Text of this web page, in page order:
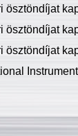
ösztöndíjat
ösztöndíjat
ösztöndíjat